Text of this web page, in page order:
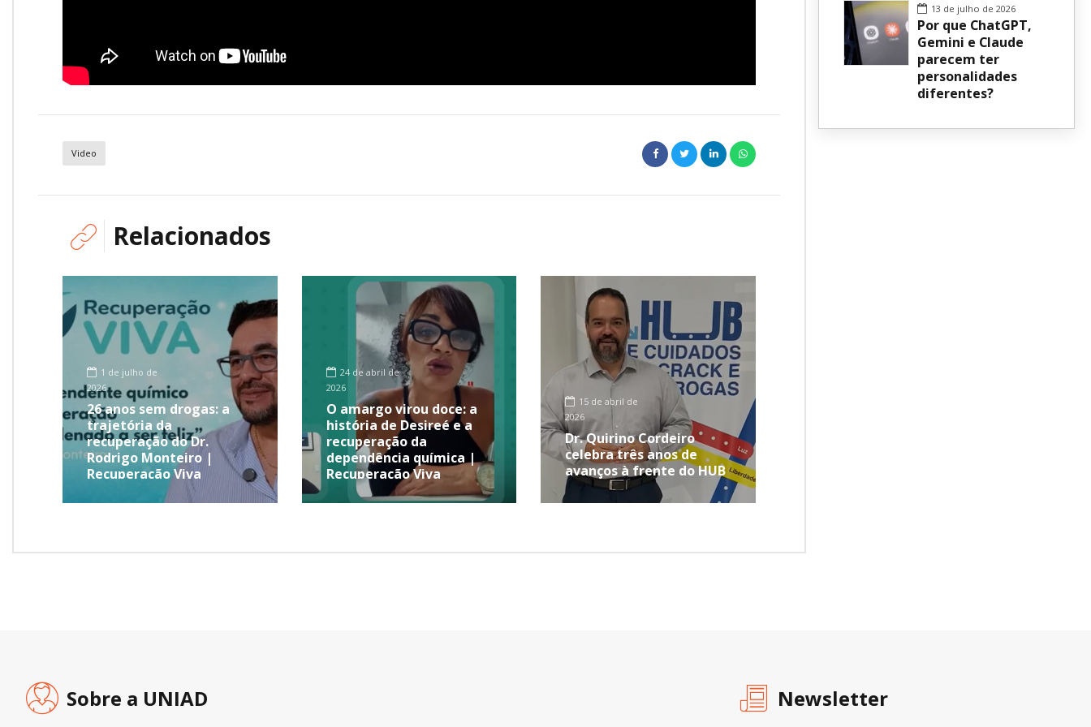
Video
Relacionados
1 de julho de
2026
26 anos sem drogas: a
trajetória da
recuperação do Dr.
Rodrigo Monteiro |
Recuperação Viva
24 de abril de
2026
O amargo virou doce: a
história de Desireé e a
recuperação da
dependência química |
Recuperação Viva
15 de abril de
2026
Dr. Quirino Cordeiro
celebra três anos de
avanços à frente do HUB
13 de julho de 2026
Por que ChatGPT,
Gemini e Claude
parecem ter
personalidades
diferentes?
Sobre a UNIAD Newsletter